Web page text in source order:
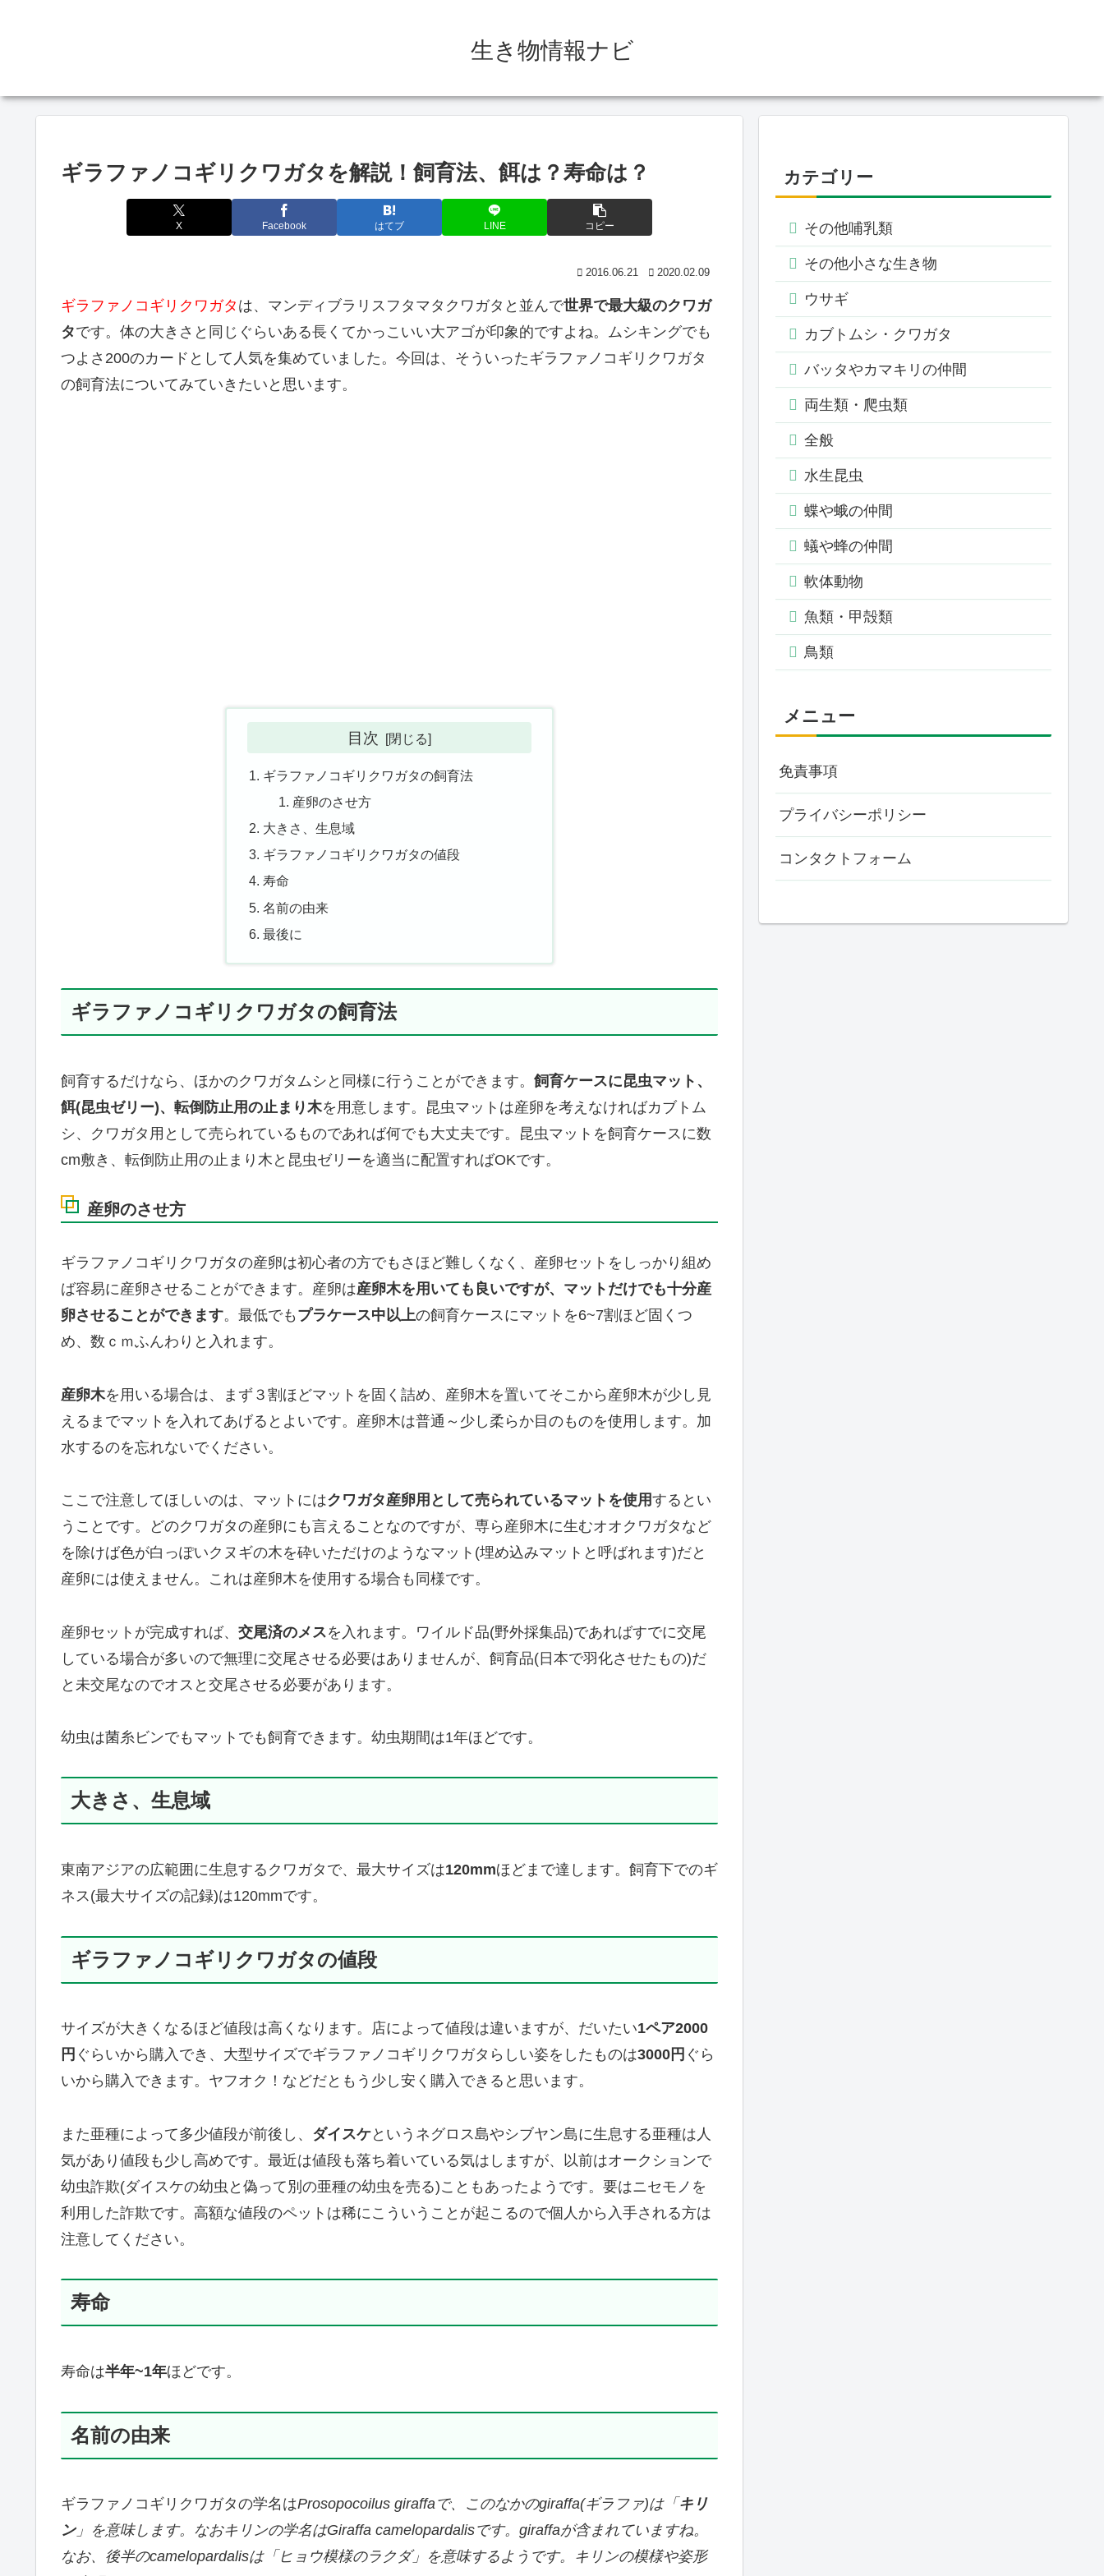
生き物情報ナビ
ギラファノコギリクワガタを解説！飼育法、餌は？寿命は？
X Facebook はてブ LINE コピー
2016.06.21 2020.02.09
ギラファノコギリクワガタ は、マンディブラリスフタマタクワガタと並んで世界で最大級のクワガ
タです。体の大きさと同じぐらいある長くてかっこいい大アゴが印象的ですよね。ムシキングでも
つよさ200のカードとして人気を集めていました。今回は、そういったギラファノコギリクワガタ
の飼育法についてみていきたいと思います。
目次
ギラファノコギリクワガタの飼育法
産卵のさせ方
大きさ、生息域
ギラファノコギリクワガタの値段
寿命
名前の由来
最後に
ギラファノコギリクワガタの飼育法
飼育するだけなら、ほかのクワガタムシと同様に行うことができます。 飼育ケースに昆虫マット、
餌(昆虫ゼリー)、転倒防止用の止まり木を用意します。昆虫マットは産卵を考えなければカブトム
シ、クワガタ用として売られているものであれば何でも大丈夫です。昆虫マットを飼育ケースに数
cm敷き、転倒防止用の止まり木と昆虫ゼリーを適当に配置すればOKです。
産卵のさせ方
ギラファノコギリクワガタの産卵は初心者の方でもさほど難しくなく、産卵セットをしっかり組め
ば容易に産卵させることができます。産卵は産卵木を用いても良いですが、マットだけでも十分産
卵させることができます。最低でも プラケース中以上の飼育ケースにマットを6~7割ほど固くつ
め、数ｃｍふんわりと入れます。
産卵木を用いる場合は、まず３割ほどマットを固く詰め、産卵木を置いてそこから産卵木が少し見
えるまでマットを入れてあげるとよいです。産卵木は普通～少し柔らか目のものを使用します。加
水するのを忘れないでください。
ここで注意してほしいのは、マットにはクワガタ産卵用として売られているマットを使用するとい
うことです。どのクワガタの産卵にも言えることなのですが、専ら産卵木に生むオオクワガタなど
を除けば色が白っぽいクヌギの木を砕いただけのようなマット(埋め込みマットと呼ばれます)だと
産卵には使えません。これは産卵木を使用する場合も同様です。
産卵セットが完成すれば、 交尾済のメスを入れます。ワイルド品(野外採集品)であればすでに交尾
している場合が多いので無理に交尾させる必要はありませんが、飼育品(日本で羽化させたもの)だ
と未交尾なのでオスと交尾させる必要があります。
幼虫は菌糸ビンでもマットでも飼育できます。幼虫期間は1年ほどです。
大きさ、生息域
東南アジアの広範囲に生息するクワガタで、最大サイズは120mmほどまで達します。飼育下でのギ
ネス(最大サイズの記録)は120mmです。
ギラファノコギリクワガタの値段
サイズが大きくなるほど値段は高くなります。店によって値段は違いますが、だいたい1ペア2000
円 ぐらいから購入でき、大型サイズでギラファノコギリクワガタらしい姿をしたものは3000円 ぐら
いから購入できます。ヤフオク！などだともう少し安く購入できると思います。
また亜種によって多少値段が前後し、 ダイスケというネグロス島やシブヤン島に生息する亜種は人
気があり値段も少し高めです。最近は値段も落ち着いている気はしますが、以前はオークションで
幼虫詐欺(ダイスケの幼虫と偽って別の亜種の幼虫を売る)こともあったようです。要はニセモノを
利用した詐欺です。高額な値段のペットは稀にこういうことが起こるので個人から入手される方は
注意してください。
寿命
寿命は半年~1年ほどです。
名前の由来
ギラファノコギリクワガタの学名はProsopocoilus giraffaで、このなかのgiraffa(ギラファ)は「 キリ
ン」を意味します。なおキリンの学名はGiraffa camelopardalisです。giraffaが含まれていますね。
なお、後半のcamelopardalisは「ヒョウ模様のラクダ」を意味するようです。キリンの模様や姿形
カテゴリー
その他哺乳類
その他小さな生き物
ウサギ
カブトムシ・クワガタ
バッタやカマキリの仲間
両生類・爬虫類
全般
水生昆虫
蝶や蛾の仲間
蟻や蜂の仲間
軟体動物
魚類・甲殻類
鳥類
メニュー
免責事項
プライバシーポリシー
コンタクトフォーム